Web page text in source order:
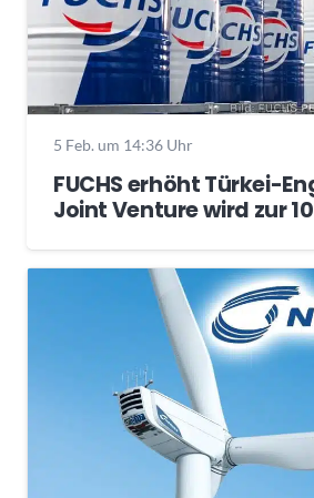
5 Feb. um 14:36 Uhr
FUCHS erhöht Türkei-
Joint Venture wird zur